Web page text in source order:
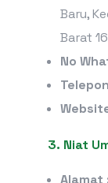
Baru,
Barat
No
3. Niat
Alamat